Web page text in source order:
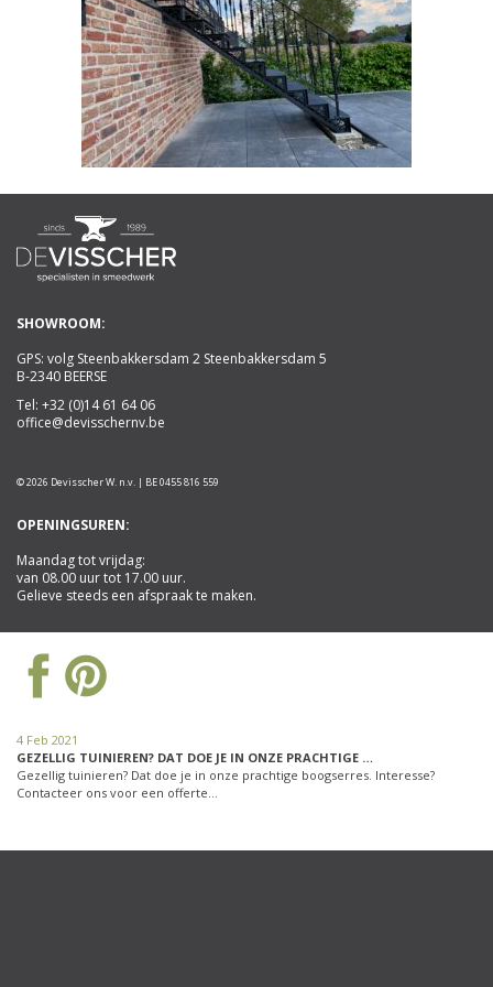
SHOWROOM:
GPS: volg Steenbakkersdam 2 Steenbakkersdam 5
B-2340 BEERSE
Tel: +32 (0)14 61 64 06
office@devisschernv.be
© 2026 Devisscher W. n.v. | BE 0455 816 559
OPENINGSUREN:
Maandag tot vrijdag:
van 08.00 uur tot 17.00 uur.
Gelieve steeds een afspraak te maken.
4 Feb 2021
GEZELLIG TUINIEREN? DAT DOE JE IN ONZE PRACHTIGE …
Gezellig tuinieren? Dat doe je in onze prachtige boogserres. Interesse?
Contacteer ons voor een offerte…